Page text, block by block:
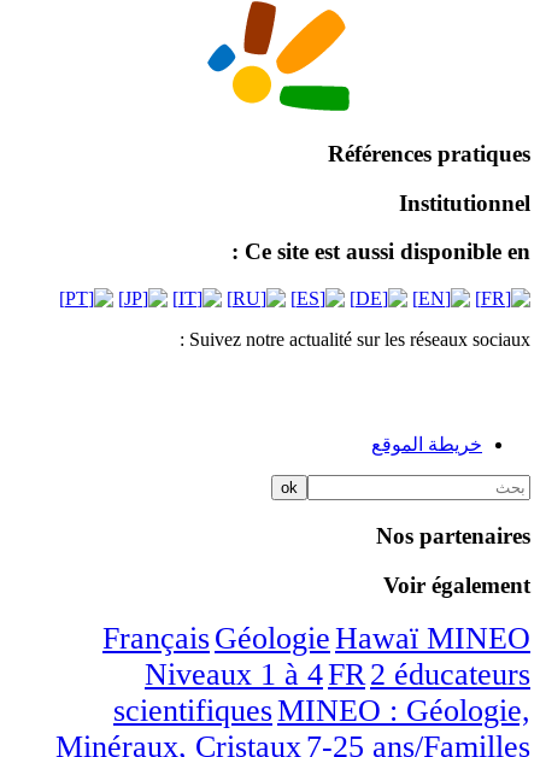
Références pratiques
Institutionnel
Ce site est aussi disponible en :
Suivez notre actualité sur les réseaux sociaux :
خريطة الموقع
Nos partenaires
Voir également
FrançaisGéologieHawaï MINEO
Niveaux 1 à 4FR2 éducateurs
scientifiquesMINEO : Géologie,
Minéraux, Cristaux7-25 ans/Familles